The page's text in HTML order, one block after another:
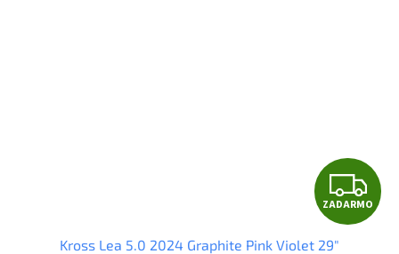
Z
A
ZADARMO
Kross Lea 5.0 2024 Graphite Pink Violet 29"